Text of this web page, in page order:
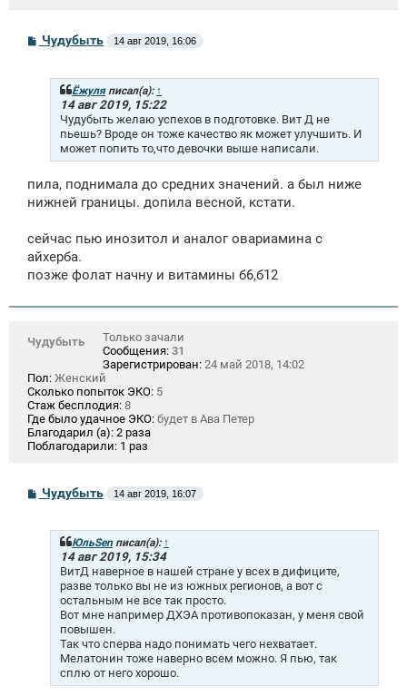
СЧудубыть 14 авг 2019, 16:06
Ёжуляписал(а): ↑
14 авг 2019, 15:22
Чудубыть желаю успехов в подготовке. Вит Д не
пьешь? Вроде он тоже качество як может улучшить. И
может попить то,что девочки выше написали.
пила, поднимала до средних значений. а был ниже
нижней границы. допила весной, кстати.
сейчас пью инозитол и аналог овариамина с
айхерба.
позже фолат начну и витамины б6,б12
Чудубыть
Только зачали
Сообщения: 31
Зарегистрирован: 24 май 2018, 14:02
Пол: Женский
Сколько попыток ЭКО: 5
Стаж бесплодия: 8
Где было удачное ЭКО: будет в Ава Петер
Благодарил (а): 2 раза
Поблагодарили: 1 раз
С
о
Чудубыть 14 авг 2019, 16:07
ЮльSenписал(а): ↑
14 авг 2019, 15:34
ВитД наверное в нашей стране у всех в дифиците,
разве только вы не из южных регионов, а вот с
остальным не все так просто.
Вот мне например ДХЭА противопоказан, у меня свой
повышен.
Так что сперва надо понимать чего нехватает.
Мелатонин тоже наверно всем можно. Я пью, так
сплю от него хорошо.